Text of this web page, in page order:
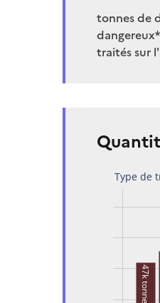
tonnes de
traités sur
47k tonnes
Type de